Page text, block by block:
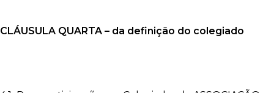
CLÁUSULA QUARTA – da definição do colegiado